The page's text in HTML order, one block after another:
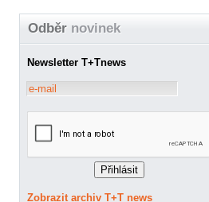
Odběr novinek
Newsletter T+Tnews
Zobrazit archiv T+T news